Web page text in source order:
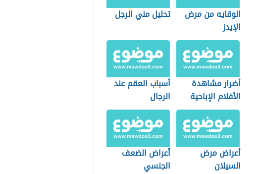
الوقايه من مرض
الإيدز
تحليل مني الرجل
أضرار مشاهدة
الأفلام الإباحية
أسباب العقم عند
الرجال
أعراض مرض
السيلان
أعراض الضعف
الجنسي